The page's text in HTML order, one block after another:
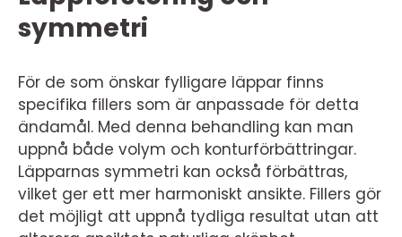
symmetri
För de som önskar fylligare läppar finns
specifika fillers som är anpassade för detta
ändamål. Med denna behandling kan man
uppnå både volym och konturförbättringar.
Läpparnas symmetri kan också förbättras,
vilket ger ett mer harmoniskt ansikte. Fillers gör
det möjligt att uppnå tydliga resultat utan att